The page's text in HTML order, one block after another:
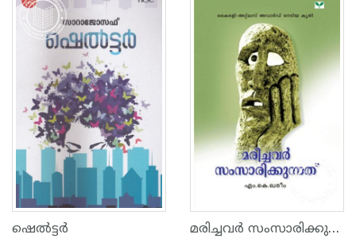
ഷെല്‍ട്ടര്‍ മരിച്ചവര്‍ സംസാരിക്കുന്നത്